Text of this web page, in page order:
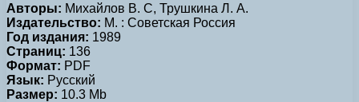
Авторы: Михайлов В. С, Трушкина Л. А.
Издательство: М. : Советская Россия
Год издания: 1989
Страниц: 136
Формат: PDF
Язык: Русский
Размер: 10.3 Mb